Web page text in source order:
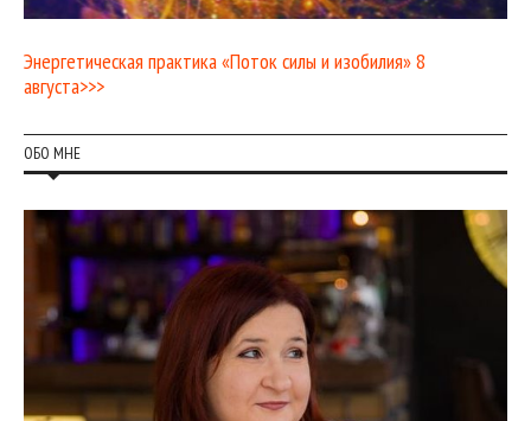
Энергетическая практика «Поток силы и изобилия» 8
августа>>>
ОБО МНЕ